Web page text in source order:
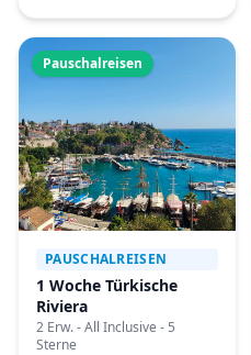
Pauschalreisen
PAUSCHALREISEN
1 Woche Türkische
Riviera
2 Erw. - All Inclusive - 5
Sterne